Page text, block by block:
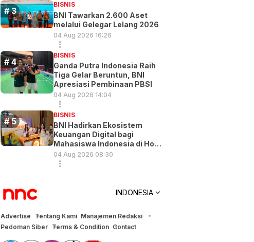
BISNIS
BNI Tawarkan 2.600 Aset
melalui Gelegar Lelang 2026
04 Aug 2026 16:26
BISNIS
Ganda Putra Indonesia Raih
Tiga Gelar Beruntun, BNI
Apresiasi Pembinaan PBSI
04 Aug 2026 14:04
BISNIS
BNI Hadirkan Ekosistem
Keuangan Digital bagi
Mahasiswa Indonesia di Hong
Kong
04 Aug 2026 08:30
INDONESIA
Advertise Tentang Kami Manajemen Redaksi
Pedoman Siber Terms & Condition Contact